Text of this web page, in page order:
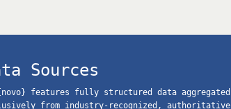
Sources
features fully structured data aggregated
from industry-recognized, authoritative